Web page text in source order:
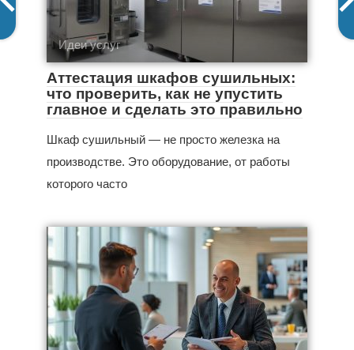
Идеи услуг
Аттестация шкафов сушильных:
что проверить, как не упустить
главное и сделать это правильно
Шкаф сушильный — не просто железка на
производстве. Это оборудование, от работы
которого часто